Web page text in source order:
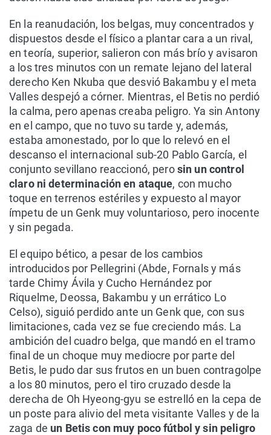
En la reanudación, los belgas, muy concentrados y
dispuestos desde el físico a plantar cara a un rival,
en teoría, superior, salieron con más brío y avisaron
a los tres minutos con un remate lejano del lateral
derecho Ken Nkuba que desvió Bakambu y el meta
Valles despejó a córner. Mientras, el Betis no perdió
la calma, pero apenas creaba peligro. Ya sin Antony
en el campo, que no tuvo su tarde y, además,
estaba amonestado, por lo que lo relevó en el
descanso el internacional sub-20 Pablo García, el
conjunto sevillano reaccionó, perosin un control
claro ni determinación en ataque, con mucho
toque en terrenos estériles y expuesto al mayor
ímpetu de un Genk muy voluntarioso, pero inocente
y sin pegada.
El equipo bético, a pesar de los cambios
introducidos por Pellegrini (Abde, Fornals y más
tarde Chimy Ávila y Cucho Hernández por
Riquelme, Deossa, Bakambu y un errático Lo
Celso), siguió perdido ante un Genk que, con sus
limitaciones, cada vez se fue creciendo más. La
ambición del cuadro belga, que mandó en el tramo
final de un choque muy mediocre por parte del
Betis, le pudo dar sus frutos en un buen contragolpe
a los 80 minutos, pero el tiro cruzado desde la
derecha de Oh Hyeong-gyu se estrelló en la cepa de
un poste para alivio del meta visitante Valles y de la
zaga de un Betis con muy poco fútbol y sin peligro